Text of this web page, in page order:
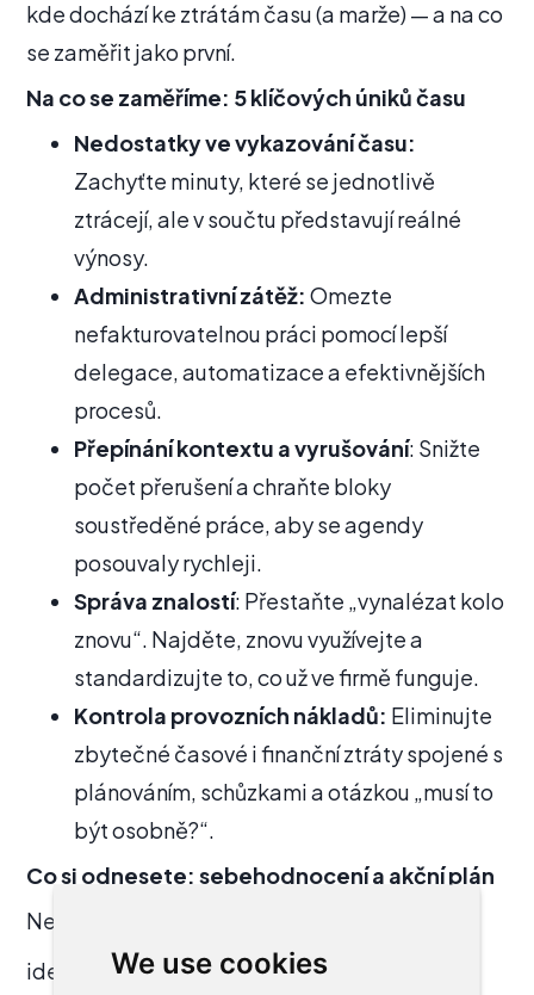
We use cookies
kde dochází ke ztrátám času (a marže) — a na co
se zaměřit jako první.
Na co se zaměříme: 5 klíčových úniků času
Nedostatky ve vykazování času:
Zachyťte minuty, které se jednotlivě
ztrácejí, ale v součtu představují reálné
výnosy.
Administrativní zátěž: Omezte
nefakturovatelnou práci pomocí lepší
delegace, automatizace a efektivnějších
procesů.
Přepínání kontextu a vyrušování: Snižte
počet přerušení a chraňte bloky
soustředěné práce, aby se agendy
posouvaly rychleji.
Správa znalostí: Přestaňte „vynalézat kolo
znovu“. Najděte, znovu využívejte a
standardizujte to, co už ve firmě funguje.
Kontrola provozních nákladů: Eliminujte
zbytečné časové i finanční ztráty spojené s
plánováním, schůzkami a otázkou „musí to
být osobně?“.
Co si odnesete: sebehodnocení a akční plán
Nejde o přednášku. Z workshopu odejdete s:
identifikací2–3 největších zdrojů ztrát